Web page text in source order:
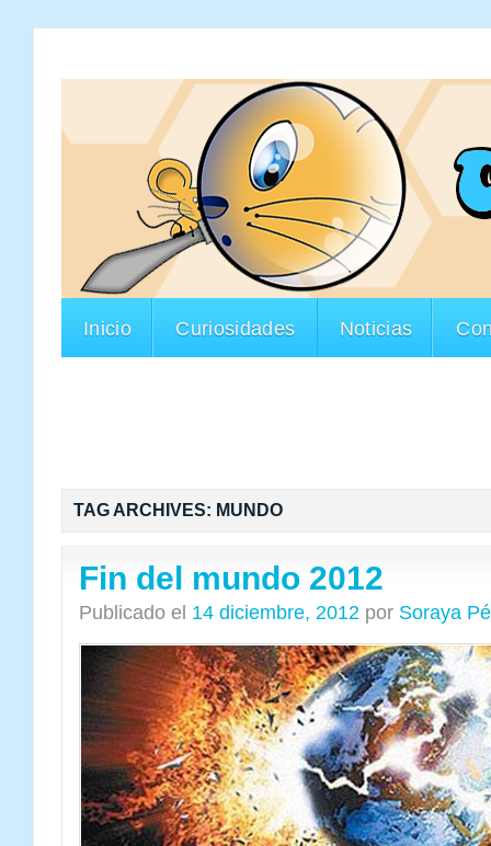
Inicio Curiosidades Noticias
TAG ARCHIVES: MUNDO
Fin del mundo 2012
Publicado el 14 diciembre, 2012 por Soraya